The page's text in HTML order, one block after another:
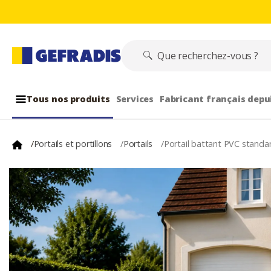
Tous nos produits Services Fabricant français
/Portails et portillons /Portails /Portail battant PVC